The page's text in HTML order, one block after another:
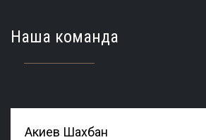
Наша команда
Акиев Шахбан